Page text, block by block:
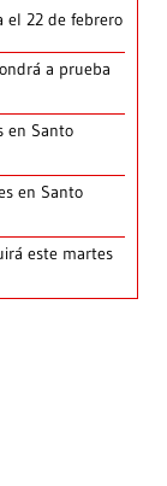
el 22 de febrero
a prueba
en Santo
en Santo
este martes